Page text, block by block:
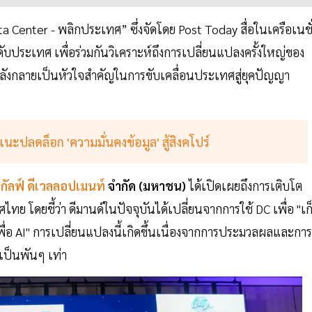
Center - พลิกประเทศ” ซึ่งจัดโดย Post Today สื่อในเครือเนชั่
ประเทศ เพื่อร่วมกันวิเคราะห์ถึงการเปลี่ยนแปลงครั้งใหญ่ของ
งกลายเป็นหัวใจสำคัญในการขับเคลื่อนประเทศสู่ยุคปัญญา
ะปลดล็อก 'ความมั่นคงข้อมูล' สู้สิงคโปร์
ลฟ์ ดีเวลลอปเมนท์ จำกัด (มหาชน)ได้เปิดเผยถึงการเติบโต
ทย โดยชี้ว่า ดีมานด์ในปัจจุบันได้เปลี่ยนจากการใช้ DC เพื่อ "เ
AI" การเปลี่ยนแปลงนี้เกิดขึ้นเนื่องจากการประมวลผลและการ
ป็นพันๆ เท่า